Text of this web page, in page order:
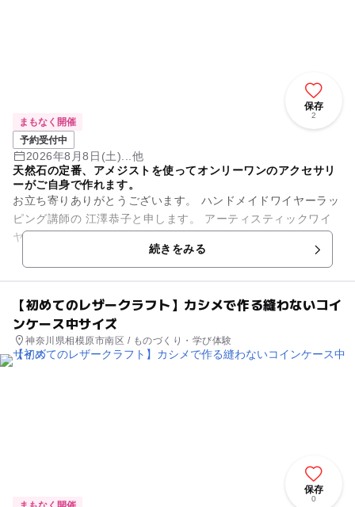
保存
2
まもなく開催
予約受付中
2026年8月8日(土)...他
天然石の定番、アメジストを使ってオンリーワンのアクセサリ
ーがご自身で作れます。
お立ち寄りありがとうございます。 ハンドメイドワイヤーラッ
ピング講師の 江澤恭子と申します。 アーティスティックワイ
ヤーという ハンドメイド専用のワイヤーを用いて、 アメジス
続きをみる
【初めてのレザークラフト】カシメで作る縫わないコイ
ンケース中サイズ
神奈川県相模原市南区 / ものづくり・学び体験
保存
0